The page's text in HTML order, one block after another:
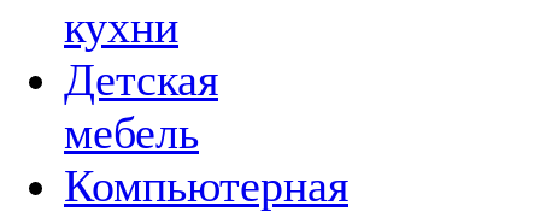
кухни
Детская
мебель
Компьютерная